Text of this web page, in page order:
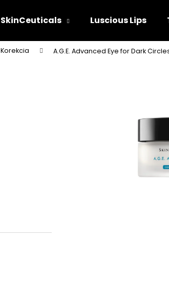
SkinCeuticals Luscious Lips
Korekcia A.G.E. Advanced Eye for Dark
Čo